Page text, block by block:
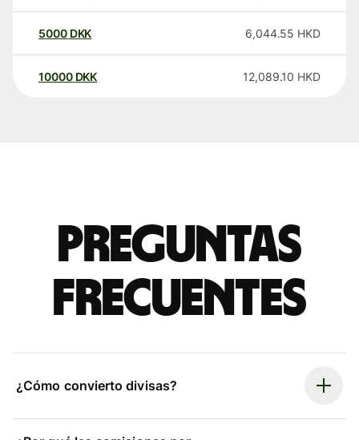
5000 DKK 6,044.55 HKD
10000 DKK 12,089.10 HKD
Preguntas
frecuentes
¿Cómo convierto divisas?